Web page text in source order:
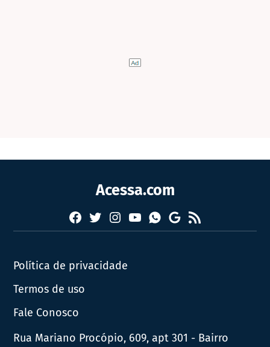
Acessa.com
Facebook
TwitterInstagram
YouTubeWhatsapp
Google
News
RSS
Política de privacidade
Termos de uso
Fale Conosco
Rua Mariano Procópio, 609, apt 301 - Bairro